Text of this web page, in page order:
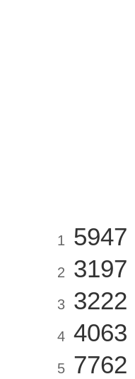
1 5947
2 3197
3 3222
4 4063
5 7762